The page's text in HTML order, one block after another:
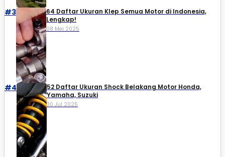
#3
64 Daftar Ukuran Klep Semua Motor di Indonesia,
Lengkap!
08 Mei 2025
#4
52 Daftar Ukuran Shock Belakang Motor Honda,
Yamaha, Suzuki​
30 Jul 2025